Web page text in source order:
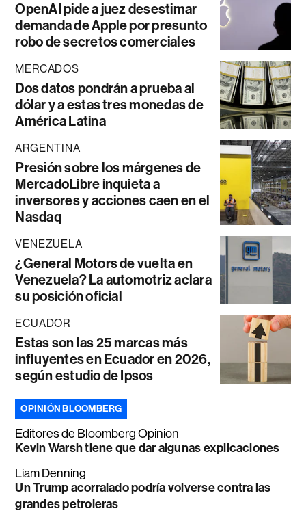
OpenAI pide a juez desestimar
demanda de Apple por presunto
robo de secretos comerciales
MERCADOS
Dos datos pondrán a prueba al
dólar y a estas tres monedas de
América Latina
ARGENTINA
Presión sobre los márgenes de
MercadoLibre inquieta a
inversores y acciones caen en el
Nasdaq
VENEZUELA
¿General Motors de vuelta en
Venezuela? La automotriz aclara
su posición oficial
ECUADOR
Estas son las 25 marcas más
influyentes en Ecuador en 2026,
según estudio de Ipsos
OPINIÓN BLOOMBERG
Editores de Bloomberg Opinion
Kevin Warsh tiene que dar algunas explicaciones
Liam Denning
Un Trump acorralado podría volverse contra las
grandes petroleras